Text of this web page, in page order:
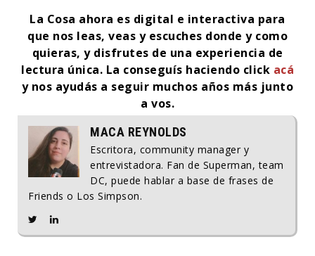
La Cosa ahora es digital e interactiva para
que nos leas, veas y escuches donde y como
quieras, y disfrutes de una experiencia de
lectura única. La conseguís haciendo click acá
y nos ayudás a seguir muchos años más junto
a vos.
MACA REYNOLDS
Escritora, community manager y
entrevistadora. Fan de Superman, team
DC, puede hablar a base de frases de
Friends o Los Simpson.